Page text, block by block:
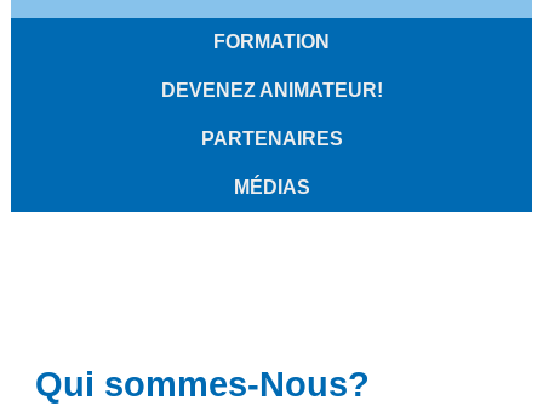
FORMATION
DEVENEZ ANIMATEUR!
PARTENAIRES
MÉDIAS
Qui sommes-Nous?